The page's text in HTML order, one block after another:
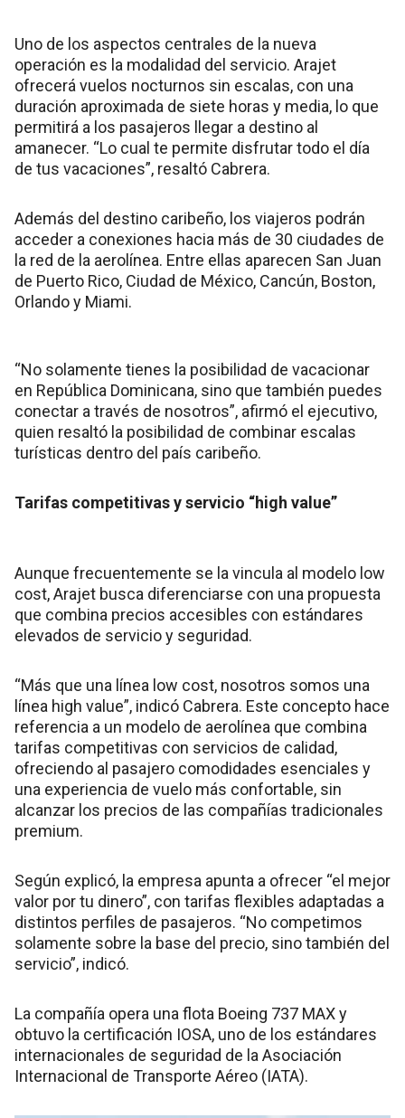
Uno de los aspectos centrales de la nueva
operación es la modalidad del servicio. Arajet
ofrecerá vuelos nocturnos sin escalas, con una
duración aproximada de siete horas y media, lo que
permitirá a los pasajeros llegar a destino al
amanecer. “Lo cual te permite disfrutar todo el día
de tus vacaciones”, resaltó Cabrera.
Además del destino caribeño, los viajeros podrán
acceder a conexiones hacia más de 30 ciudades de
la red de la aerolínea. Entre ellas aparecen San Juan
de Puerto Rico, Ciudad de México, Cancún, Boston,
Orlando y Miami.
“No solamente tienes la posibilidad de vacacionar
en República Dominicana, sino que también puedes
conectar a través de nosotros”, afirmó el ejecutivo,
quien resaltó la posibilidad de combinar escalas
turísticas dentro del país caribeño.
Tarifas competitivas y servicio “high value”
Aunque frecuentemente se la vincula al modelo low
cost, Arajet busca diferenciarse con una propuesta
que combina precios accesibles con estándares
elevados de servicio y seguridad.
“Más que una línea low cost, nosotros somos una
línea high value”, indicó Cabrera. Este concepto hace
referencia a un modelo de aerolínea que combina
tarifas competitivas con servicios de calidad,
ofreciendo al pasajero comodidades esenciales y
una experiencia de vuelo más confortable, sin
alcanzar los precios de las compañías tradicionales
premium.
Según explicó, la empresa apunta a ofrecer “el mejor
valor por tu dinero”, con tarifas flexibles adaptadas a
distintos perfiles de pasajeros. “No competimos
solamente sobre la base del precio, sino también del
servicio”, indicó.
La compañía opera una flota Boeing 737 MAX y
obtuvo la certificación IOSA, uno de los estándares
internacionales de seguridad de la Asociación
Internacional de Transporte Aéreo (IATA).